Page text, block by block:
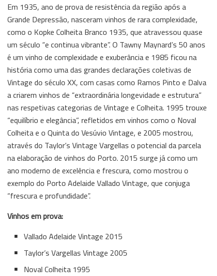
Em 1935, ano de prova de resistência da região após a
Grande Depressão, nasceram vinhos de rara complexidade,
como o Kopke Colheita Branco 1935, que atravessou quase
um século “e continua vibrante”. O Tawny Maynard’s 50 anos
é um vinho de complexidade e exuberância e 1985 ficou na
história como uma das grandes declarações coletivas de
Vintage do século XX, com casas como Ramos Pinto e Dalva
a criarem vinhos de “extraordinária longevidade e estrutura”
nas respetivas categorias de Vintage e Colheita. 1995 trouxe
“equilíbrio e elegância”, refletidos em vinhos como o Noval
Colheita e o Quinta do Vesúvio Vintage, e 2005 mostrou,
através do Taylor’s Vintage Vargellas o potencial da parcela
na elaboração de vinhos do Porto. 2015 surge já como um
ano moderno de excelência e frescura, como mostrou o
exemplo do Porto Adelaide Vallado Vintage, que conjuga
“frescura e profundidade”.
Vinhos em prova:
Vallado Adelaide Vintage 2015
Taylor’s Vargellas Vintage 2005
Noval Colheita 1995